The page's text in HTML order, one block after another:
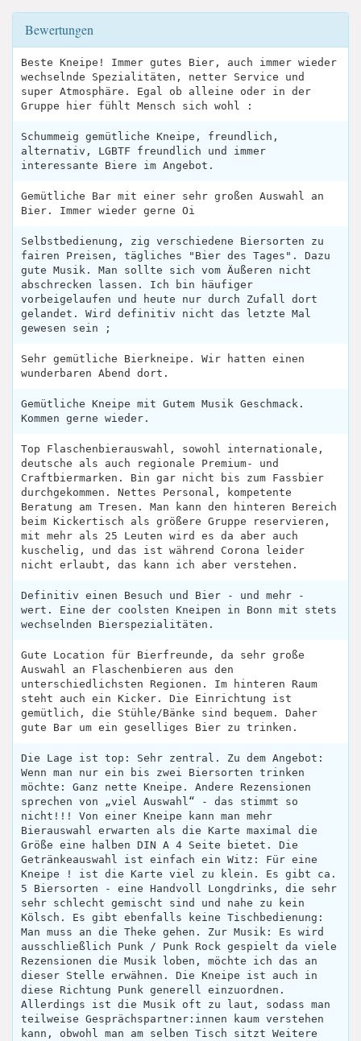
Bewertungen
Beste Kneipe! Immer gutes Bier, auch immer wieder
wechselnde Spezialitäten, netter Service und
super Atmosphäre. Egal ob alleine oder in der
Gruppe hier fühlt Mensch sich wohl :
Schummeig gemütliche Kneipe, freundlich,
alternativ, LGBTF freundlich und immer
interessante Biere im Angebot.
Gemütliche Bar mit einer sehr großen Auswahl an
Bier. Immer wieder gerne Oi
Selbstbedienung, zig verschiedene Biersorten zu
fairen Preisen, tägliches "Bier des Tages". Dazu
gute Musik. Man sollte sich vom Äußeren nicht
abschrecken lassen. Ich bin häufiger
vorbeigelaufen und heute nur durch Zufall dort
gelandet. Wird definitiv nicht das letzte Mal
gewesen sein ;
Sehr gemütliche Bierkneipe. Wir hatten einen
wunderbaren Abend dort.
Gemütliche Kneipe mit Gutem Musik Geschmack.
Kommen gerne wieder.
Top Flaschenbierauswahl, sowohl internationale,
deutsche als auch regionale Premium- und
Craftbiermarken. Bin gar nicht bis zum Fassbier
durchgekommen. Nettes Personal, kompetente
Beratung am Tresen. Man kann den hinteren Bereich
beim Kickertisch als größere Gruppe reservieren,
mit mehr als 25 Leuten wird es da aber auch
kuschelig, und das ist während Corona leider
nicht erlaubt, das kann ich aber verstehen.
Definitiv einen Besuch und Bier - und mehr -
wert. Eine der coolsten Kneipen in Bonn mit stets
wechselnden Bierspezialitäten.
Gute Location für Bierfreunde, da sehr große
Auswahl an Flaschenbieren aus den
unterschiedlichsten Regionen. Im hinteren Raum
steht auch ein Kicker. Die Einrichtung ist
gemütlich, die Stühle/Bänke sind bequem. Daher
gute Bar um ein geselliges Bier zu trinken.
Die Lage ist top: Sehr zentral. Zu dem Angebot:
Wenn man nur ein bis zwei Biersorten trinken
möchte: Ganz nette Kneipe. Andere Rezensionen
sprechen von „viel Auswahl“ - das stimmt so
nicht!!! Von einer Kneipe kann man mehr
Bierauswahl erwarten als die Karte maximal die
Größe eine halben DIN A 4 Seite bietet. Die
Getränkeauswahl ist einfach ein Witz: Für eine
Kneipe ! ist die Karte viel zu klein. Es gibt ca.
5 Biersorten - eine Handvoll Longdrinks, die sehr
sehr schlecht gemischt sind und nahe zu kein
Kölsch. Es gibt ebenfalls keine Tischbedienung:
Man muss an die Theke gehen. Zur Musik: Es wird
ausschließlich Punk / Punk Rock gespielt da viele
Rezensionen die Musik loben, möchte ich das an
dieser Stelle erwähnen. Die Kneipe ist auch in
diese Richtung Punk generell einzuordnen.
Allerdings ist die Musik oft zu laut, sodass man
teilweise Gesprächspartner:innen kaum verstehen
kann, obwohl man am selben Tisch sitzt Weitere